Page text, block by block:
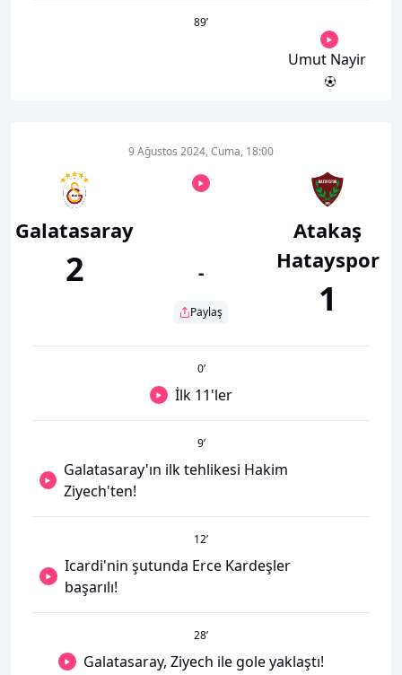
89’
Umut Nayir
Galatasaray
2
9 Ağustos 2024, Cuma, 18:00
-
Paylaş
Atakaş
Hatayspor
1
0’
İlk 11'ler
9’
Galatasaray'ın ilk tehlikesi Hakim
Ziyech'ten!
12’
Icardi'nin şutunda Erce Kardeşler
başarılı!
28’
Galatasaray, Ziyech ile gole yaklaştı!